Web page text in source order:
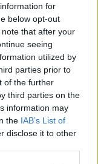
for
below opt-out
that after your
seeing
utilized by
parties prior to
of the further
third parties on the
information may
the IAB’s List of
disclose it to other
για την
και η